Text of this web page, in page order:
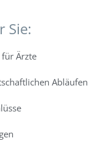
Sie:
Ärzte
Abläufen